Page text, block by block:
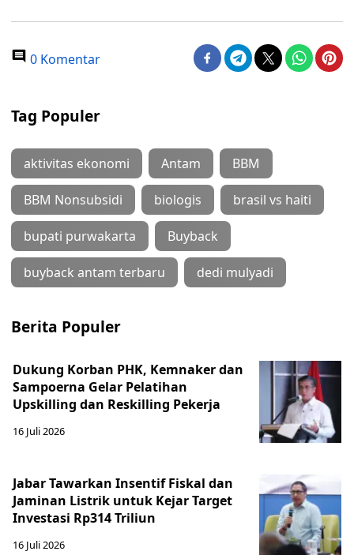
0 Komentar
Tag Populer
aktivitas ekonomi Antam BBM
BBM Nonsubsidi biologis brasil vs haiti
bupati purwakarta Buyback
buyback antam terbaru dedi mulyadi
Berita Populer
Dukung Korban PHK, Kemnaker dan
Sampoerna Gelar Pelatihan
Upskilling dan Reskilling Pekerja
16 Juli 2026
Jabar Tawarkan Insentif Fiskal dan
Jaminan Listrik untuk Kejar Target
Investasi Rp314 Triliun
16 Juli 2026